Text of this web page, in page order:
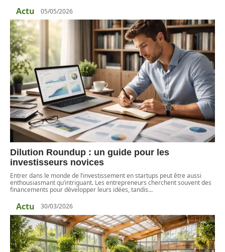
Actu 05/05/2026
Dilution Roundup : un guide pour les
investisseurs novices
Entrer dans le monde de l’investissement en startups peut être aussi
enthousiasmant qu’intriguant. Les entrepreneurs cherchent souvent des
financements pour développer leurs idées, tandis…
Actu 30/03/2026